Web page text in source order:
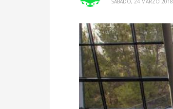
SÁBADO, 24 MARZO 2018